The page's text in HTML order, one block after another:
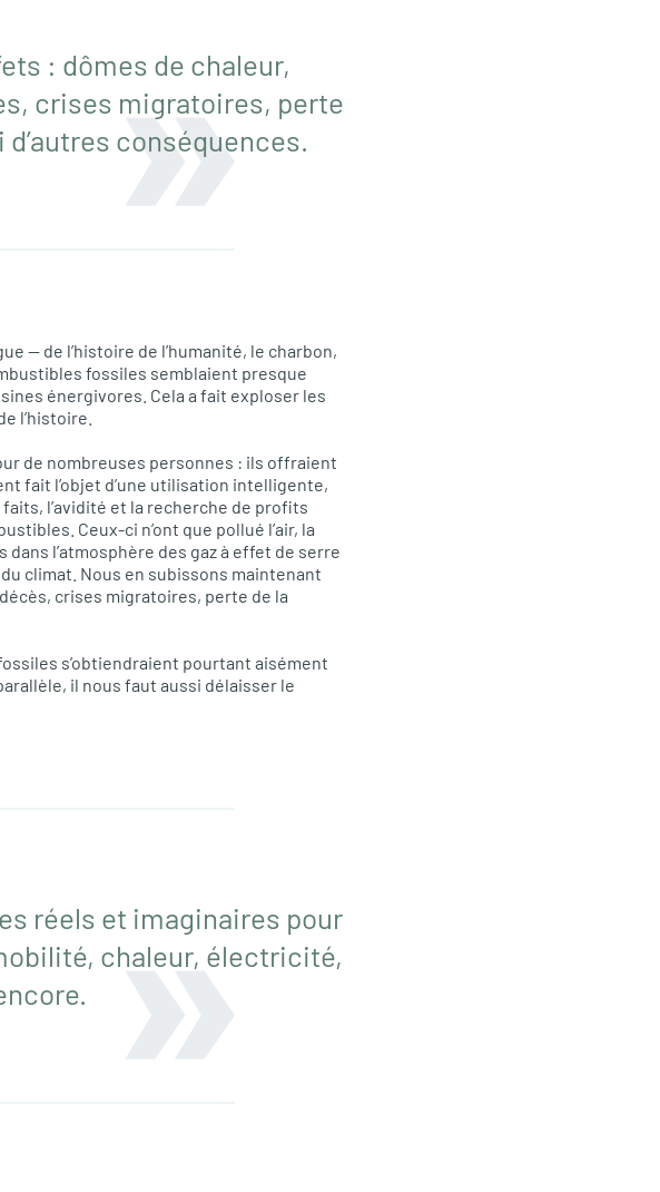
: dômes de chaleur,
crises migratoires, perte
conséquences.
— de l’histoire de l’humanité, le charbon,
fossiles semblaient presque
énergivores. Cela a fait exploser les
l’histoire.
de nombreuses personnes : ils offraient
fait l’objet d’une utilisation intelligente,
l’avidité et la recherche de profits
Ceux-ci n’ont que pollué l’air, la
l’atmosphère des gaz à effet de serre
climat. Nous en subissons maintenant
crises migratoires, perte de la
s’obtiendraient pourtant aisément
il nous faut aussi délaisser le
réels et imaginaires pour
chaleur, électricité,